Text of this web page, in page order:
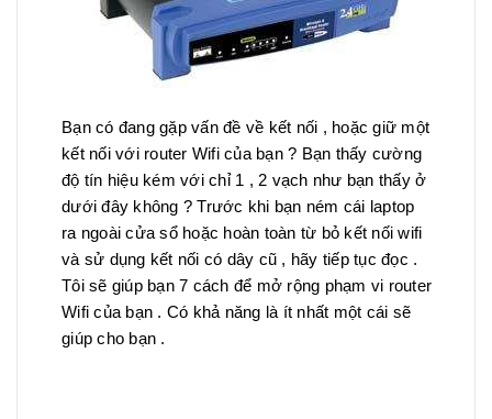
Bạn có đang gặp vấn đề về kết nối , hoặc giữ một
kết nối với router Wifi của bạn ? Bạn thấy cường
độ tín hiệu kém với chỉ 1 , 2 vạch như bạn thấy ở
dưới đây không ? Trước khi bạn ném cái laptop
ra ngoài cửa sổ hoặc hoàn toàn từ bỏ kết nối wifi
và sử dụng kết nối có dây cũ , hãy tiếp tục đọc .
Tôi sẽ giúp bạn 7 cách để mở rộng phạm vi router
Wifi của bạn . Có khả năng là ít nhất một cái sẽ
giúp cho bạn .